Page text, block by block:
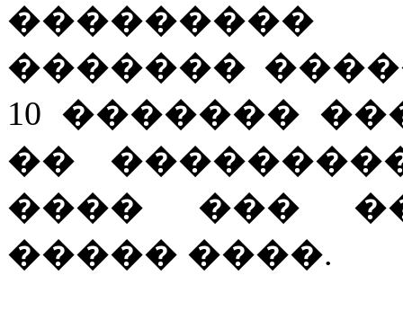
���������
�������
10 �������
��
���� ���
����� ����.